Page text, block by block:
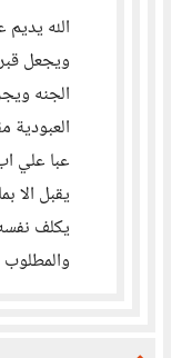
الله
ويجعل
الجنه
عبا علي
يقبل الا
يكلف